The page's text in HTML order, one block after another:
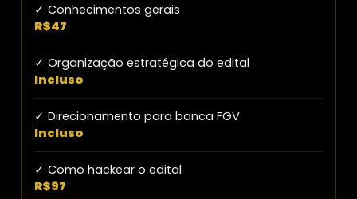
✓ Conhecimentos gerais
R$47
✓ Organização estratégica do edital
Incluso
✓ Direcionamento para banca FGV
Incluso
✓ Como hackear o edital
R$97